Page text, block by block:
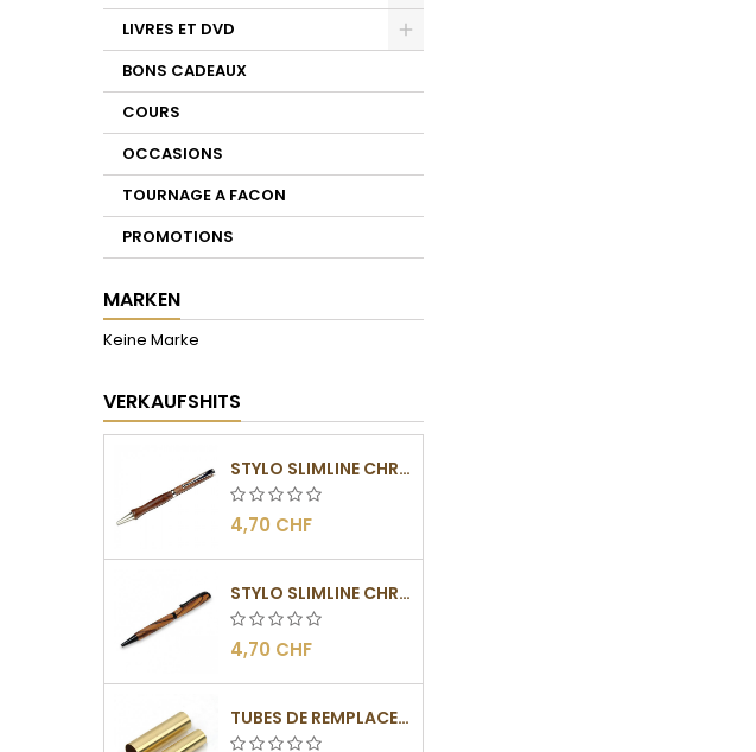
LIVRES ET DVD
BONS CADEAUX
COURS
OCCASIONS
TOURNAGE A FACON
PROMOTIONS
MARKEN
Keine Marke
VERKAUFSHITS
STYLO SLIMLINE CHROMÉ
4,70 CHF
STYLO SLIMLINE CHROMÉ NOIR
4,70 CHF
TUBES DE REMPLACEMENT POUR MÉCANISMES SLIMLINE